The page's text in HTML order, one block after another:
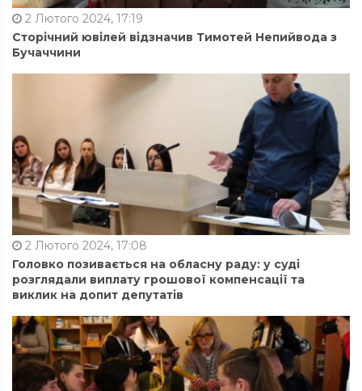
2 Лютого 2024, 17:19
Сторічний ювілей відзначив Тимотей Непийвода з
Бучаччини
2 Лютого 2024, 17:08
Головко позивається на обласну раду: у суді
розглядали виплату грошової компенсації та
виклик на допит депутатів